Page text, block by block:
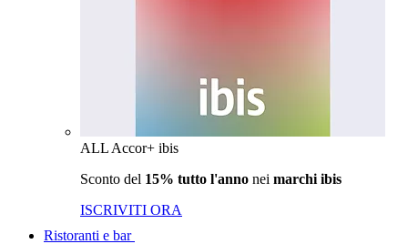
ALL Accor+ ibis
Sconto del 15% tutto l'anno nei marchi ibis
ISCRIVITI ORA
Ristoranti e bar